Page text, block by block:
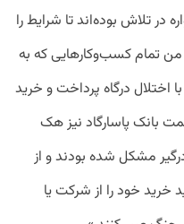
در تلاش بوده‌اند تا شرایط را
من تمام کسب‌وکارهایی که به
اختلال درگاه پرداخت و خرید
بانک پاسارگاد نیز هک
مشکل شده بودند و از
خرید خود را از شرکت یا